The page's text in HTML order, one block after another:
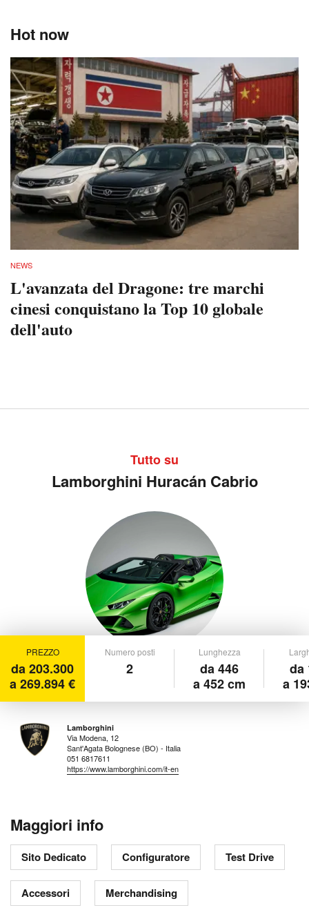
Hot now
NEWS
L'avanzata del Dragone: tre marchi
cinesi conquistano la Top 10 globale
dell'auto
Tutto su
Lamborghini Huracán Cabrio
PREZZO
da 203.300
a 269.894 €
Numero posti
2
Lunghezza
da 446
a 452 cm
da
a
Lamborghini
Via Modena, 12
Sant'Agata Bolognese (BO) - Italia
051 6817611
https://www.lamborghini.com/it-en
Maggiori info
Sito Dedicato Configuratore Test Drive
Accessori Merchandising